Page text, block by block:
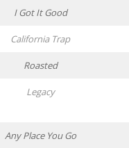
I Got It Good
California Trap
Roasted
Legacy
Any Place You Go